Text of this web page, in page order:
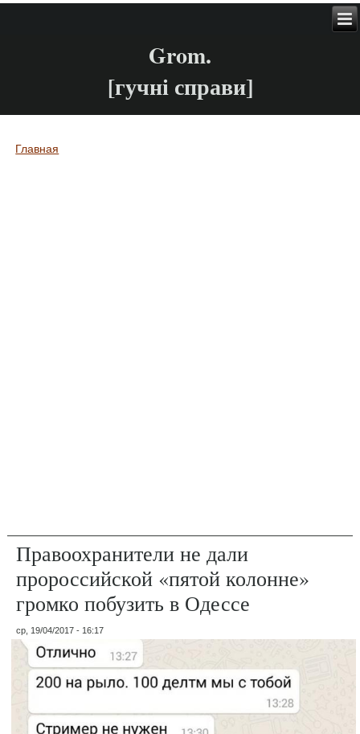
Grom.
[гучні справи]
Вы здесь
Главная
Правоохранители не дали
пророссийской «пятой колонне»
громко побузить в Одессе
ср, 19/04/2017 - 16:17